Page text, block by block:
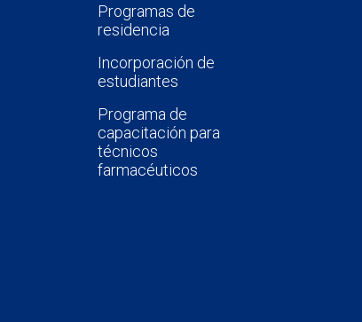
Programas de
residencia
Incorporación de
estudiantes
Programa de
capacitación para
técnicos
farmacéuticos